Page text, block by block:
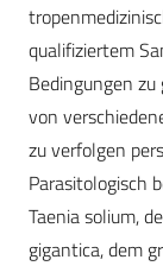
qualifiziertem
Bedingungen
von
zu verfolgen
Parasitologisch
Taenia solium,
gigantica, dem